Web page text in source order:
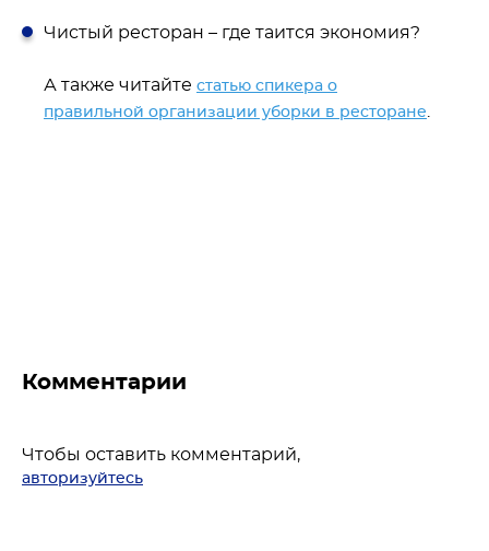
Чистый ресторан – где таится экономия?
А также читайте статью спикера о
правильной организации уборки в ресторане
Комментарии
Чтобы оставить комментарий,
авторизуйтесь